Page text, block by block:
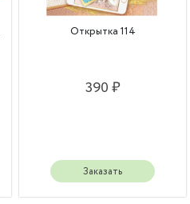
Открытка 114
390 ₽
Заказать